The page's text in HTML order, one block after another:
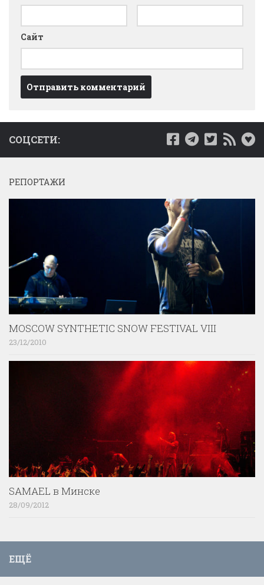
Сайт
СОЦСЕТИ:
РЕПОРТАЖИ
MOSCOW SYNTHETIC SNOW FESTIVAL VIII
23/12/2010
SAMAEL в Минске
28/09/2012
ЕЩЁ